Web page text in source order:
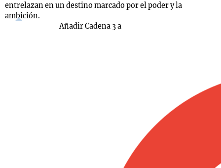
entrelazan en un destino marcado por el poder y la
ambición.
Añadir Cadena 3 a
Notas